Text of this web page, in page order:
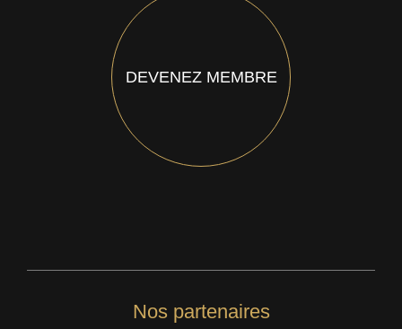
DEVENEZ MEMBRE
Nos partenaires